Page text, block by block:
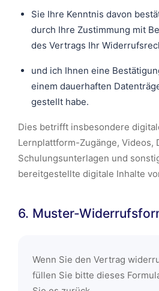
Sie Ihre Kenntnis davon
durch Ihre Zustimmung mit
des Vertrags Ihr
und ich Ihnen eine
einem dauerhaften
gestellt habe.
Dies betrifft insbesondere
Lernplattform-Zugänge, Videos,
Schulungsunterlagen und
bereitgestellte digitale Inhalte
6. Muster-
Wenn Sie den Vertrag
füllen Sie bitte dieses